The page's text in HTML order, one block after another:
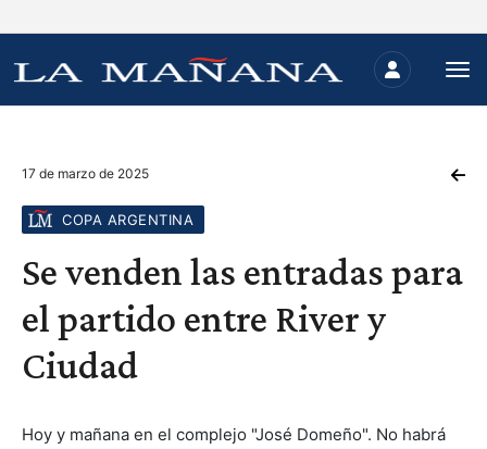
17 de marzo de 2025
COPA ARGENTINA
Se venden las entradas para
el partido entre River y
Ciudad
Hoy y mañana en el complejo "José Domeño". No habrá